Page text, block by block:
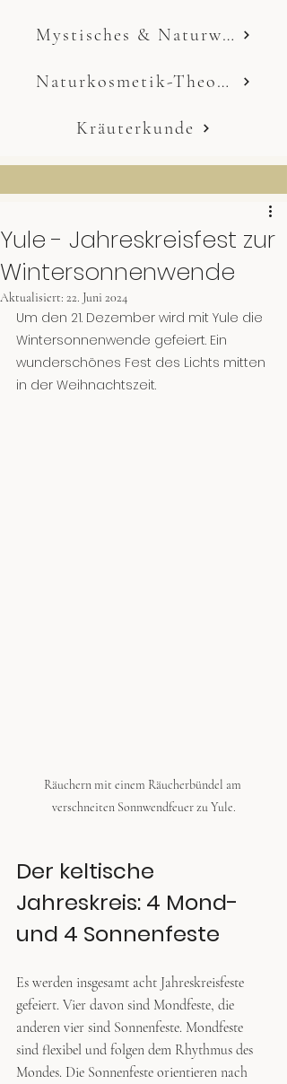
Mystisches & Naturwissen
Naturkosmetik-Theorie
Kräuterkunde
Yule - Jahreskreisfest zur
Wintersonnenwende
Aktualisiert: 22. Juni 2024
Um den 21. Dezember wird mit Yule die
Wintersonnenwende gefeiert. Ein
wunderschönes Fest des Lichts mitten
in der Weihnachtszeit.
Räuchern mit einem Räucherbündel am
verschneiten Sonnwendfeuer zu Yule.
Der keltische
Jahreskreis: 4 Mond-
und 4 Sonnenfeste
Es werden insgesamt acht Jahreskreisfeste
gefeiert. Vier davon sind Mondfeste, die
anderen vier sind Sonnenfeste. Mondfeste
sind flexibel und folgen dem Rhythmus des
Mondes. Die Sonnenfeste orientieren nach